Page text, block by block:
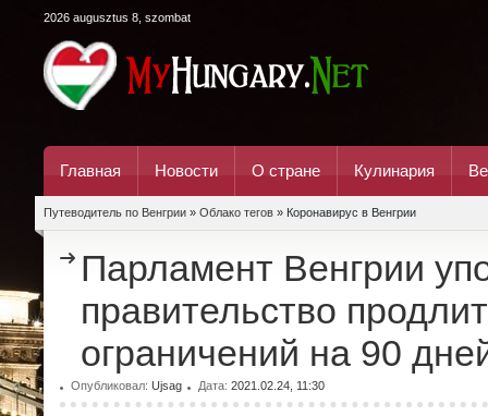
2026 augusztus 8, szombat
Главная Новости О стране Кулинария
Путеводитель по Венгрии » Облако тегов » Коронавирус в Венгрии
Парламент Венгрии
правительство
ограничений на 90
Опубликовал: Ujsag Дата: 2021.02.24, 11:30